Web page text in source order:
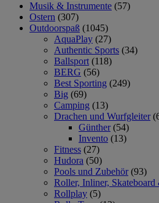
Musik & Instrumente (57)
Ostern (307)
Outdoorspaß (1045)
AquaPlay (27)
Authentic Sports (34)
Ballsport (118)
BERG (56)
Best Sporting (249)
Big (69)
Camping (13)
Drachen und Wurfgleiter
Günther (54)
Invento (13)
Fitness (27)
Hudora (50)
Pools und Zubehör (93)
Roller, Inliner,
Rollplay (5)